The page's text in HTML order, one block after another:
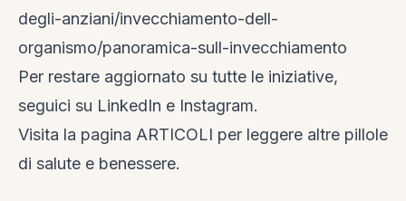
degli-anziani/invecchiamento-dell-
organismo/panoramica-sull-invecchiamento
Per restare aggiornato su tutte le iniziative,
seguici su LinkedIn e Instagram.
Visita la pagina ARTICOLI per leggere altre pillole
di salute e benessere.